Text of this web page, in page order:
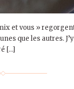
et vous »
que les autres.
[…]